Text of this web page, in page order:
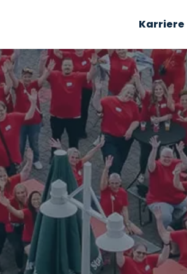
Karriere